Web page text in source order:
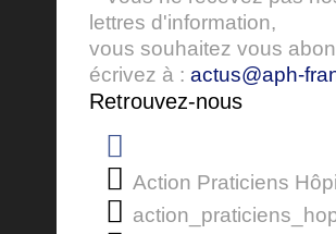
lettres d'information,
vous souhaitez vous
écrivez à : actus@aph-
Retrouvez-nous
Action Praticiens